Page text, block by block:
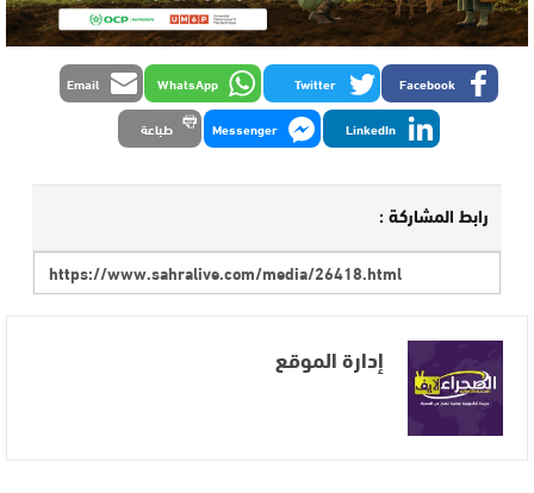
Facebook
Twitter
WhatsApp
Email
LinkedIn
Messenger طباعة
رابط المشاركة :
إدارة الموقع